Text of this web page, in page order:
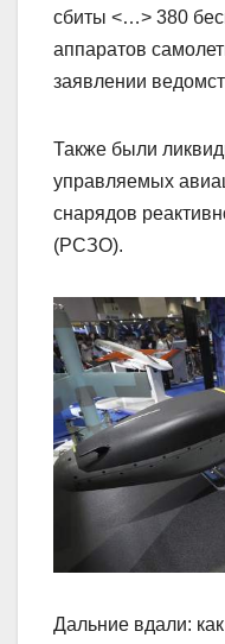
сбиты <…> 380
аппаратов
заявлении
Также были
управляемых
снарядов
(РСЗО).
Дальние вдали: